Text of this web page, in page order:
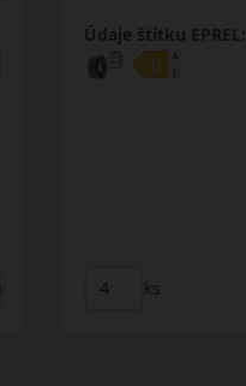
Údaje štítku EPREL:
ks